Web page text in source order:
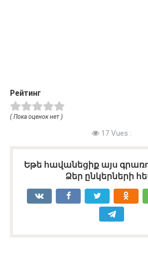
Рейтинг
( Пока оценок нет )
17 Vues :
Եթե հավանեցիք այս
Ձեր ընկերների